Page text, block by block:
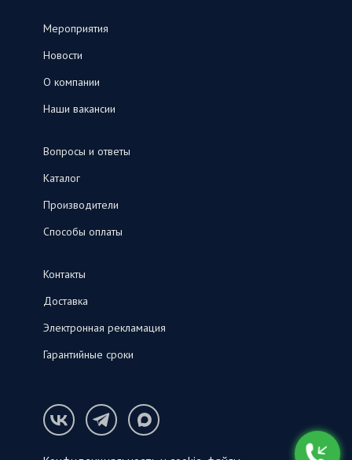
Мероприятия
Новости
О компании
Наши вакансии
Вопросы и ответы
Каталог
Производители
Способы оплаты
Контакты
Доставка
Электронная рекламация
Гарантийные сроки